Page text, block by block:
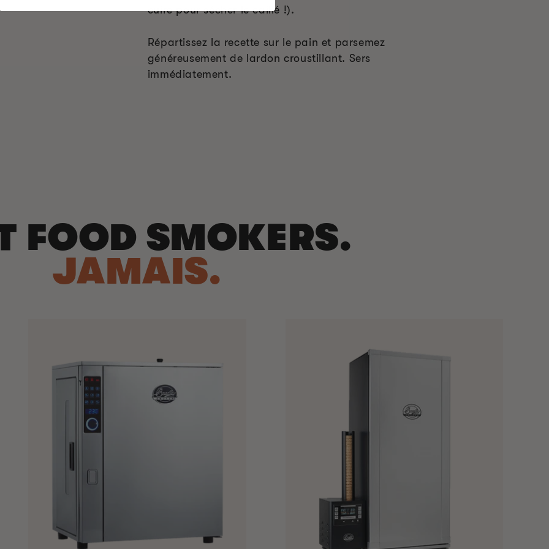
cuire pour sécher le caillé !).
Répartissez la recette sur le pain et parsemez
généreusement de lardon croustillant. Sers
immédiatement.
FOOD SMOKERS.
JAMAIS.